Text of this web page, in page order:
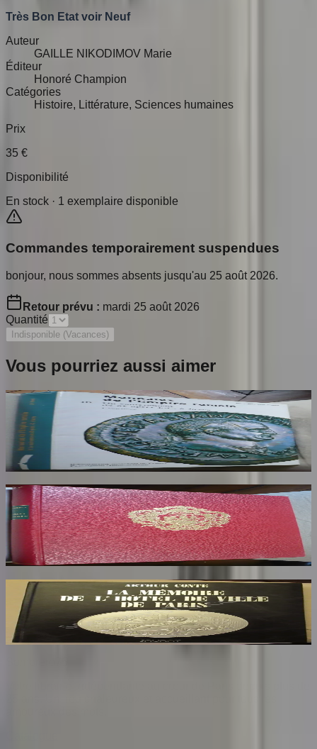
Très Bon Etat voir Neuf
Auteur
GAILLE NIKODIMOV Marie
Éditeur
Honoré Champion
Catégories
Histoire, Littérature, Sciences humaines
Prix
35 €
Disponibilité
En stock · 1 exemplaire disponible
Commandes temporairement suspendues
bonjour, nous sommes absents jusqu'au 25 août 2026.
Retour prévu : mardi 25 août 2026
Quantité
Indisponible (Vacances)
Vous pourriez aussi aimer
Catalogue Monnaies de l'Empire Romain.
Tome 3. Jean Baptiste Giard
GIARD Jean Baptiste
80€
Armorial de la Ville de Paris. Dédicaces au
Maire de Paris
HERON DE VILLEFOSSE
85€
La Mémoire de l'Hôtel de Ville de Paris
CONTE Arthur
26 €